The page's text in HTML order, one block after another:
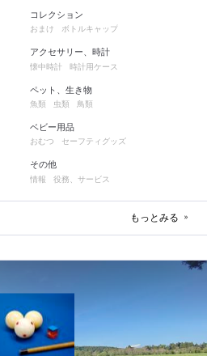
コレクション
おまけ ボトルキャップ
アクセサリー、時計
懐中時計 時計用ケース
ペット、生き物
魚類 虫類 鳥類
ベビー用品
おむつ セーフティグッズ
その他
情報 役務、サービス
もっとみる